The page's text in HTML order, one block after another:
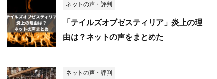
ネットの声・評判
「テイルズオブゼスティリア」炎上の理
由は？ネットの声をまとめた
ネットの声・評判